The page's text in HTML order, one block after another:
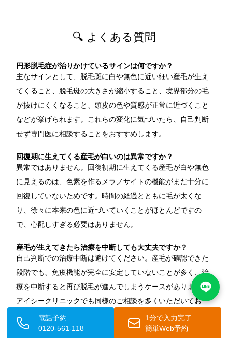
🔍 よくある質問
円形脱毛症が治りかけているサインは何ですか？
主なサインとして、脱毛斑に白や無色に近い細い産毛が生え
てくること、脱毛斑の大きさが縮小すること、境界部分の毛
が抜けにくくなること、頭皮の色や質感が正常に近づくこと
などが挙げられます。これらの変化に気づいたら、自己判断
せず専門医に相談することをおすすめします。
回復期に生えてくる産毛が白いのは異常ですか？
異常ではありません。回復初期に生えてくる産毛が白や無色
に見えるのは、色素を作るメラノサイトの機能がまだ十分に
回復していないためです。時間の経過とともに毛が太くな
り、徐々に本来の色に近づいていくことがほとんどですの
で、心配しすぎる必要はありません。
産毛が生えてきたら治療を中断しても大丈夫ですか？
自己判断での治療中断は避けてください。産毛が確認できた
段階でも、免疫機能が完全に安定していないことが多く、治
療を中断すると再び脱毛が進んでしまうケースがあります。
アイシークリニックでも同様のご相談を多くいただいてお
り、産毛が生えてきた段階でも専門医への相談を継続される
ことを推奨しています。
電話予約
0120-561-118
1分で入力完了
簡単Web予約